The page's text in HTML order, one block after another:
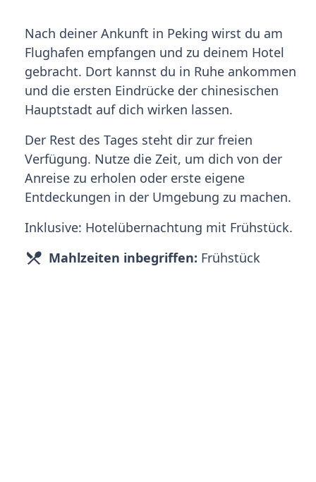
Nach deiner Ankunft in Peking wirst du am
Flughafen empfangen und zu deinem Hotel
gebracht. Dort kannst du in Ruhe ankommen
und die ersten Eindrücke der chinesischen
Hauptstadt auf dich wirken lassen.
Der Rest des Tages steht dir zur freien
Verfügung. Nutze die Zeit, um dich von der
Anreise zu erholen oder erste eigene
Entdeckungen in der Umgebung zu machen.
Inklusive: Hotelübernachtung mit Frühstück.
Mahlzeiten inbegriffen: Frühstück